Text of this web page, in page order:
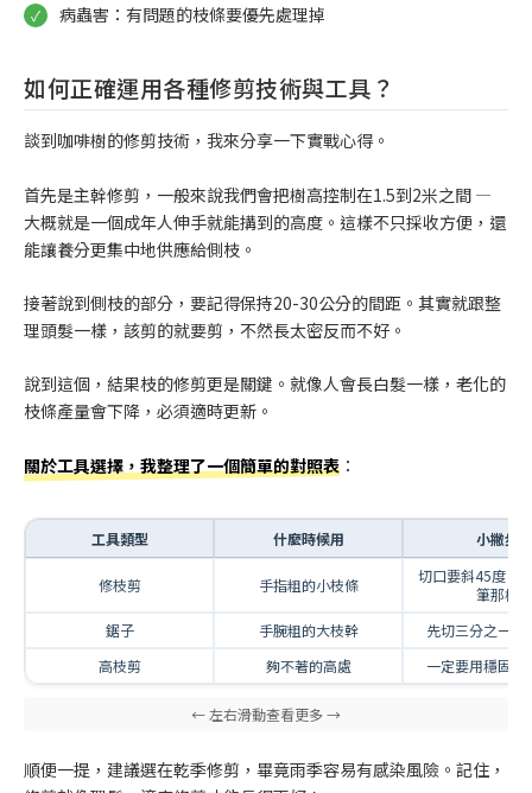
病蟲害：有問題的枝條要優先處理掉
如何正確運用各種修剪技術與工具？
談到咖啡樹的修剪技術，我來分享一下實戰心得。
首先是主幹修剪，一般來說我們會把樹高控制在1.5到2米之間 —
大概就是一個成年人伸手就能搆到的高度。這樣不只採收方便，還
能讓養分更集中地供應給側枝。
接著說到側枝的部分，要記得保持20-30公分的間距。其實就跟整
理頭髮一樣，該剪的就要剪，不然長太密反而不好。
說到這個，結果枝的修剪更是關鍵。就像人會長白髮一樣，老化的
枝條產量會下降，必須適時更新。
關於工具選擇，我整理了一個簡單的對照表 ：
工具類型 什麼時候用 小撇步
修枝剪 手指粗的小枝條
切口要斜45度，
筆那樣
鋸子
手腕粗的大枝幹
先切三分之一防
高枝剪
夠不著的高處 一定要用穩固的
順便一提，建議選在乾季修剪，畢竟雨季容易有感染風險。記住，